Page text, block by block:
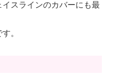
スラインのカバーにも最
。